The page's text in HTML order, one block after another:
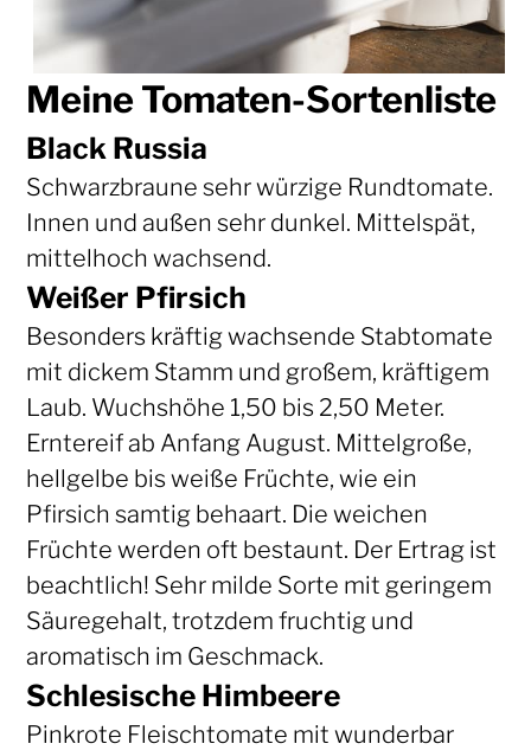
Meine Tomaten-Sortenliste
Black Russia
Schwarzbraune sehr würzige Rundtomate.
Innen und außen sehr dunkel. Mittelspät,
mittelhoch wachsend.
Weißer Pfirsich
Besonders kräftig wachsende Stabtomate
mit dickem Stamm und großem, kräftigem
Laub. Wuchshöhe 1,50 bis 2,50 Meter.
Erntereif ab Anfang August. Mittelgroße,
hellgelbe bis weiße Früchte, wie ein
Pfirsich samtig behaart. Die weichen
Früchte werden oft bestaunt. Der Ertrag ist
beachtlich! Sehr milde Sorte mit geringem
Säuregehalt, trotzdem fruchtig und
aromatisch im Geschmack.
Schlesische Himbeere
Pinkrote Fleischtomate mit wunderbar